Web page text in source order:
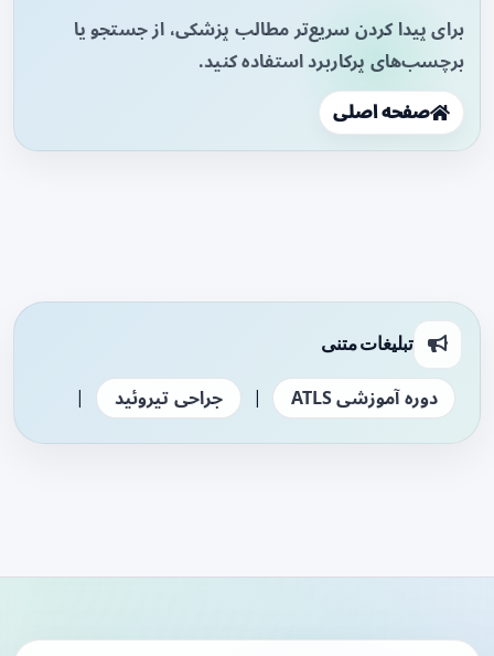
برای پیدا کردن سریع‌تر مطالب پزشکی، از جستجو یا
برچسب‌های پرکاربرد استفاده کنید.
صفحه اصلی
تبلیغات متنی
دوره آموزشی ATLS | جراحی تیروئید |